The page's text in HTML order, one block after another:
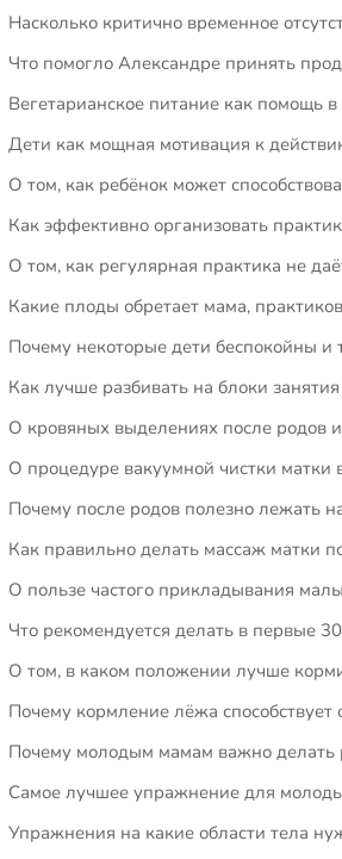
Насколько критично временное
Что помогло Александре принять
Вегетарианское питание как помощь
Дети как мощная мотивация к
О том, как ребёнок может
Как эффективно организовать
О том, как регулярная практика не
Какие плоды обретает мама,
Почему некоторые дети беспокойны и
Как лучше разбивать на блоки
О кровяных выделениях после родов и
О процедуре вакуумной чистки матки
Почему после родов полезно лежать
Как правильно делать массаж матки
О пользе частого прикладывания
Что рекомендуется делать в первые
О том, в каком положении лучше
Почему кормление лёжа
Почему молодым мамам важно делать
Самое лучшее упражнение для
Упражнения на какие области тела